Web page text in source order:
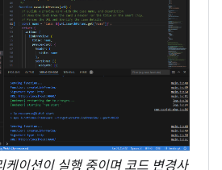
케이션이 실행 중이며 코드 변경사